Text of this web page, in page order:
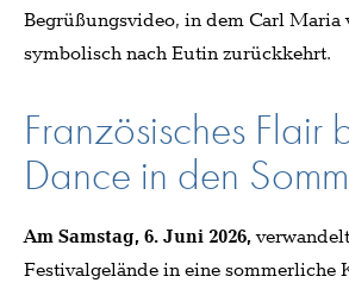
Begrüßungsvideo, in dem Carl Maria
symbolisch nach Eutin zurückkehrt.
Französisches Flair
Dance in den
Am Samstag, 6. Juni 2026,
Festivalgelände in eine sommerliche